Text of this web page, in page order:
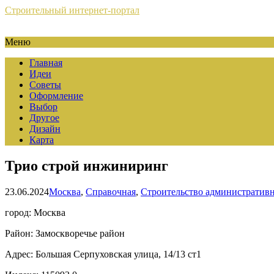
Строительный интернет-портал
Меню
Главная
Идеи
Советы
Оформление
Выбор
Другое
Дизайн
Карта
Трио строй инжиниринг
23.06.2024Москва, Справочная, Строительство
город: Москва
Район: Замоскворечье район
Адрес: Большая Серпуховская улица, 14/13 ст1